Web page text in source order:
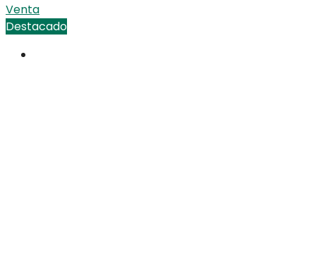
Venta
Destacado